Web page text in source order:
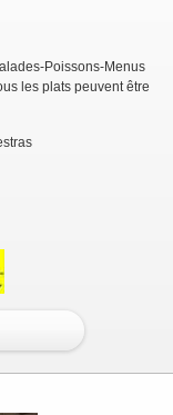
Poissons-Menus
les plats peuvent être